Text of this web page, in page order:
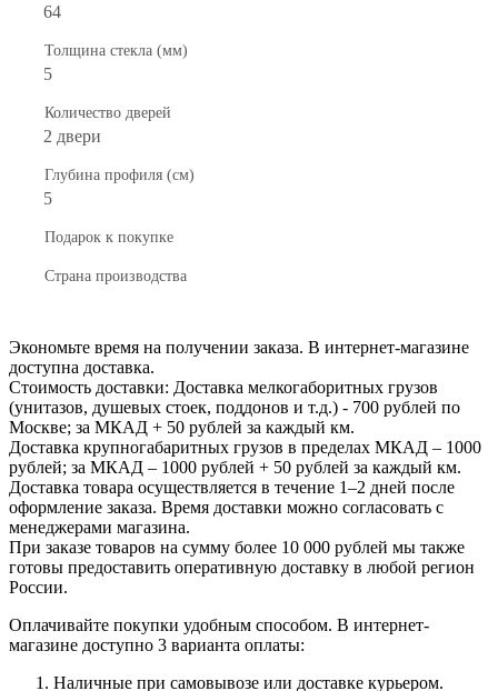
64
Толщина стекла (мм)
5
Количество дверей
2 двери
Глубина профиля (см)
5
Подарок к покупке
Страна производства
Экономьте время на получении заказа. В интернет-магазине
доступна доставка.
Стоимость доставки: Доставка мелкогаборитных грузов
(унитазов, душевых стоек, поддонов и т.д.) - 700 рублей по
Москве; за МКАД + 50 рублей за каждый км.
Доставка крупногабаритных грузов в пределах МКАД – 1000
рублей; за МКАД – 1000 рублей + 50 рублей за каждый км.
Доставка товара осуществляется в течение 1–2 дней после
оформление заказа. Время доставки можно согласовать с
менеджерами магазина.
При заказе товаров на сумму более 10 000 рублей мы также
готовы предоставить оперативную доставку в любой регион
России.
Оплачивайте покупки удобным способом. В интернет-
магазине доступно 3 варианта оплаты:
Наличные при самовывозе или доставке курьером.